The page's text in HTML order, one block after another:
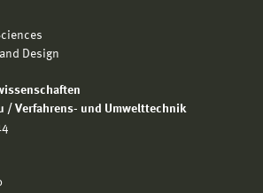
Design
/ Verfahrens- und Umwelttechnik